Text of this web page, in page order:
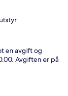
en avgift og
Avgiften er på